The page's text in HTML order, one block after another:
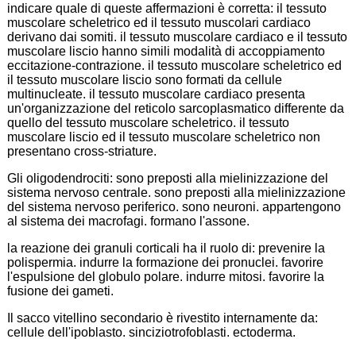
indicare quale di queste affermazioni è corretta: il tessuto
muscolare scheletrico ed il tessuto muscolari cardiaco
derivano dai somiti. il tessuto muscolare cardiaco e il tessuto
muscolare liscio hanno simili modalità di accoppiamento
eccitazione-contrazione. il tessuto muscolare scheletrico ed
il tessuto muscolare liscio sono formati da cellule
multinucleate. il tessuto muscolare cardiaco presenta
un'organizzazione del reticolo sarcoplasmatico differente da
quello del tessuto muscolare scheletrico. il tessuto
muscolare liscio ed il tessuto muscolare scheletrico non
presentano cross-striature.
Gli oligodendrociti: sono preposti alla mielinizzazione del
sistema nervoso centrale. sono preposti alla mielinizzazione
del sistema nervoso periferico. sono neuroni. appartengono
al sistema dei macrofagi. formano l'assone.
la reazione dei granuli corticali ha il ruolo di: prevenire la
polispermia. indurre la formazione dei pronuclei. favorire
l'espulsione del globulo polare. indurre mitosi. favorire la
fusione dei gameti.
Il sacco vitellino secondario è rivestito internamente da:
cellule dell'ipoblasto. sinciziotrofoblasti. ectoderma.